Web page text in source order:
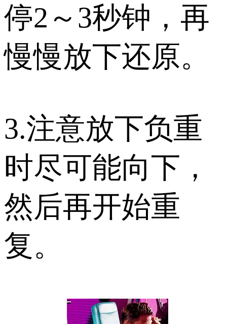
停2～3秒钟，再
慢慢放下还原。
3.注意放下负重
时尽可能向下，
然后再开始重
复。